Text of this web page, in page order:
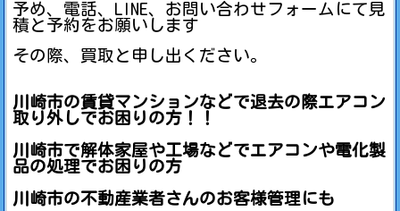
予め、電話、LINE、お問い合わせフォームにて見
積と予約をお願いします
その際、買取と申し出ください。
川崎市の賃貸マンションなどで退去の際エアコン
取り外しでお困りの方！！
川崎市で解体家屋や工場などでエアコンや電化製
品の処理でお困りの方
川崎市の不動産業者さんのお客様管理にも